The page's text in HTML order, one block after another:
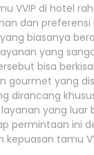
VVIP di hotel
dan preferensi
biasanya
yang
bisa
gourmet yang
dirancang
yang luar
permintaan ini
kepuasan tamu